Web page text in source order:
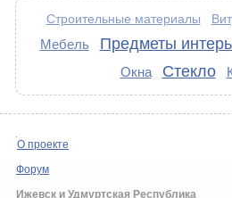
Строительные материалы
Мебель Предметы
Окна
Стекло
О проекте
Форум
Ижевск и Удмуртская Республика